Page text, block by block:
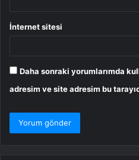
İnternet sitesi
Daha sonraki yorumlarımda
adresim ve site adresim bu